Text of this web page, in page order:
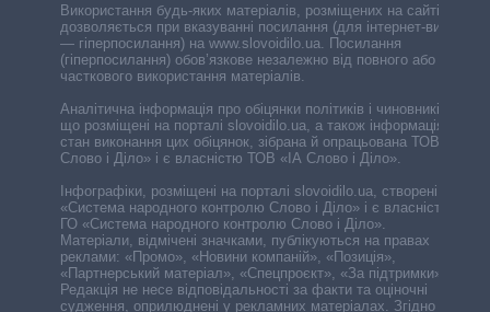
Використання будь-яких матеріалів, розміщених на сайті,
дозволяється при вказуванні посилання (для інтернет-видань
— гіперпосилання) на www.slovoidilo.ua. Посилання
(гіперпосилання) обов’язкове незалежно від повного або
часткового використання матеріалів.
Аналітична інформація про обіцянки політиків і чиновників,
що розміщені на порталі slovoidilo.ua, а також інформація про
стан виконання цих обіцянок, зібрана й опрацьована ТОВ «ІА
Слово і Діло» і є власністю ТОВ «ІА Слово і Діло».
Інфографіки, розміщені на порталі slovoidilo.ua, створені ГО
«Система народного контролю Слово і Діло» і є власністю
ГО «Система народного контролю Слово і Діло».
Матеріали, відмічені значками, публікуються на правах
реклами: «Промо», «Новини компаній», «Позиція»,
«Партнерський матеріал», «Спецпроєкт», «За підтримки».
Редакція не несе відповідальності за факти та оціночні
судження, оприлюднені у рекламних матеріалах. Згідно з